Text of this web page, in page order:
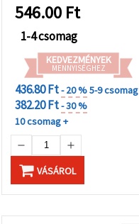
546.00 Ft
1-4 csomag
KEDVEZMÉNYEK
MENNYISÉGHEZ
436.80 Ft- 20 %5-9 csomag
382.20 Ft- 30 %
10 csomag +
VÁSÁROL